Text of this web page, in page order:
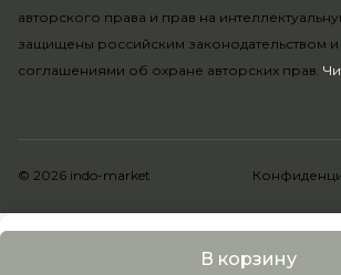
В корзину
авторского права и прав на
защищены российским законодательством
соглашениями об охране авторских прав.
© 2026 indo-market